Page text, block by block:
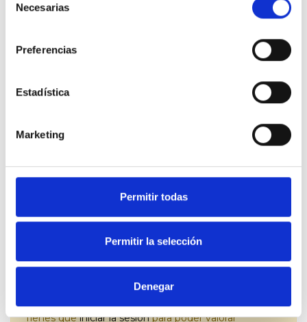
Necesarias
Preferencias
Estadística
Marketing
Permitir todas
Permitir la selección
Denegar
refugiado en España y se hace
España tan preparada para recibir a los
refugiados solamente haya cuatro personas con
Usuario Anónimo
Tienes queiniciar la sesiónpara poder valorar